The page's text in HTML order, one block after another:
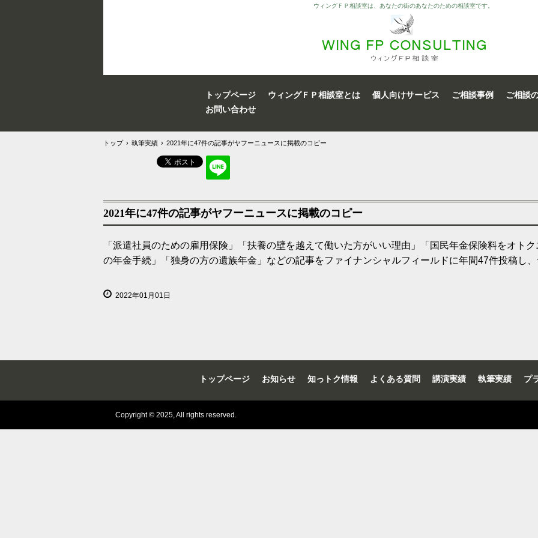
ウィングＦＰ相談室は、あなたの街のあなたのための相談室です。
トップページ ウィングＦＰ相談室とは 個人向けサービス ご相談事例 ご相談
お問い合わせ
トップ › 執筆実績 › 2021年に47件の記事がヤフーニュースに掲載のコピー
2021年に47件の記事がヤフーニュースに掲載のコピー
「派遣社員のための雇用保険」「扶養の壁を越えて働いた方がいい理由」「国民年金保険料をオト
の年金手続」「独身の方の遺族年金」などの記事をファイナンシャルフィールドに年間47件投稿し
2022年01月01日
トップページ お知らせ 知っトク情報 よくある質問 講演実績 執筆実績 プ
Copyright © 2025, All rights reserved.